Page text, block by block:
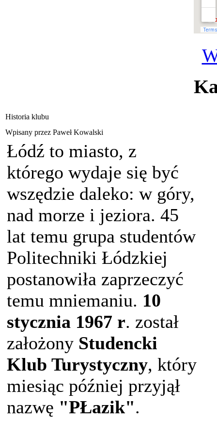
Historia klubu
Wpisany przez Paweł Kowalski
Łódź to miasto, z
którego wydaje się być
wszędzie daleko: w góry,
nad morze i jeziora. 45
lat temu grupa studentów
Politechniki Łódzkiej
postanowiła zaprzeczyć
temu mniemaniu. 10
stycznia 1967 r. został
założony Studencki
Klub Turystyczny, który
miesiąc później przyjął
nazwę "PŁazik".